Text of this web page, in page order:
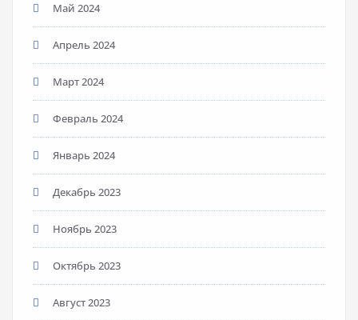
Май 2024
Апрель 2024
Март 2024
Февраль 2024
Январь 2024
Декабрь 2023
Ноябрь 2023
Октябрь 2023
Август 2023